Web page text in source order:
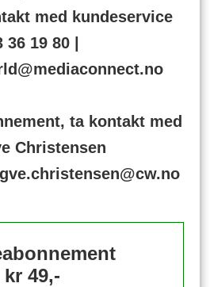
med kundeservice
36 19 80 |
ta kontakt med
Christensen
kr 49,-